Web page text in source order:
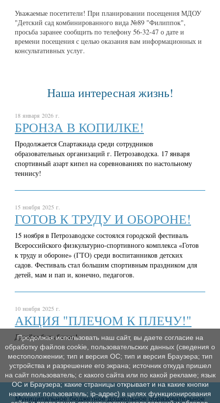
Уважаемые посетители! При планировании посещения МДОУ
"Детский сад комбинированного вида №89 "Филиппок",
просьба заранее сообщить по телефону 56-32-47 о дате и
времени посещения с целью оказания вам информационных и
консультативных услуг.
Наша интересная жизнь!
18 января 2026 г.
БРОНЗА В КОПИЛКЕ!
Продолжается Спартакиада среди сотрудников
образовательных организаций г. Петрозаводска. 17 января
спортивный азарт кипел на соревнованиях по настольному
теннису!
15 ноября 2025 г.
ГОТОВ К ТРУДУ И ОБОРОНЕ!
15 ноября в Петрозаводске состоялся городской фестиваль
Всероссийского физкультурно-спортивного комплекса «Готов
к труду и обороне» (ГТО) среди воспитанников детских
садов. Фестиваль стал большим спортивным праздником для
детей, мам и пап и, конечно, педагогов.
10 ноября 2025 г.
АКЦИЯ "ПЛЕЧОМ К ПЛЕЧУ!"
Давайте быть ближе!
Муниципальное бюджетное дошкольное образовательное
Продолжая использовать наш сайт, вы даете согласие на
обработку файлов cookie, пользовательских данных (сведения о
местоположении; тип и версия ОС; тип и версия Браузера; тип
устройства и разрешение его экрана; источник откуда пришел
на сайт пользователь; с какого сайта или по какой рекламе; язык
ОС и Браузера; какие страницы открывает и на какие кнопки
нажимает пользователь; ip-адрес) в целях функционирования